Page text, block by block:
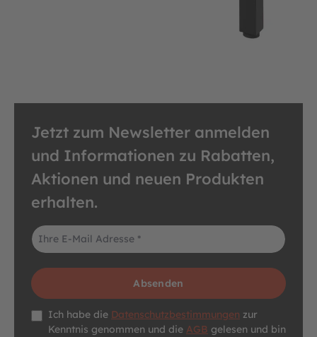
Jetzt zum Newsletter anmelden
und Informationen zu Rabatten,
Aktionen und neuen Produkten
erhalten.
E-Mail-Adresse*
Absenden
Datenschutz *
Ich habe die Datenschutzbestimmungen zur
Kenntnis genommen und die AGB gelesen und bin